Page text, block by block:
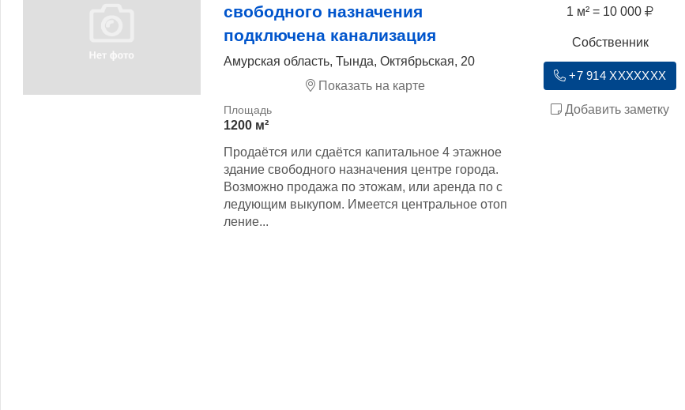
свободного назначения
подключена канализация
Амурская область, Тында, Октябрьская, 20
Показать на карте
1200 м²
Продаётся или сдаётся капитальное 4 этажное
здание свободного назначения центре города.
Возможно продажа по этожам, или аренда по с
ледующим выкупом. Имеется центральное отоп
ление...
1 м² = 10 000
Собственник
+7 914 XXXXXXX
Добавить заметку